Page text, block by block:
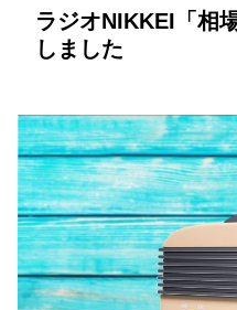
ラジオNIKKEI「相
しました